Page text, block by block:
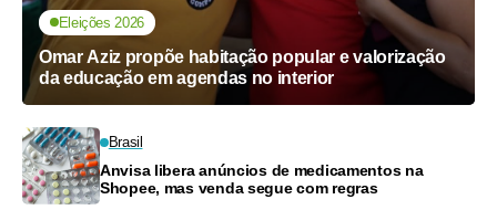
Eleições 2026
Omar Aziz propõe habitação popular e valorização
da educação em agendas no interior
Brasil
Anvisa libera anúncios de medicamentos na
Shopee, mas venda segue com regras